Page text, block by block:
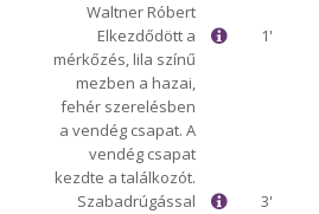
Waltner Róbert
1'
Elkezdődött a
mérkőzés, lila színű
mezben a hazai,
fehér szerelésben
a vendég csapat. A
vendég csapat
kezdte a találkozót.
3'
Szabadrúgással